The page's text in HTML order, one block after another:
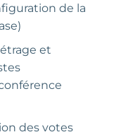
de la
et
des votes